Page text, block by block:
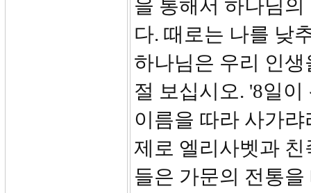
을 통해서 하나님
다. 때로는 나를 낮
하나님은 우리 인
절 보십시오. '8일
이름을 따라 사가
제로 엘리사벳과
들은 가문의 전통